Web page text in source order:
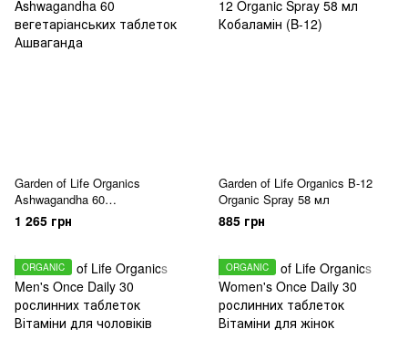
Garden of Life Organics
Ashwagandha 60
вегетаріанських таблеток
1 265 грн
Garden of Life Organics B-12
Organic Spray 58 мл
885 грн
ORGANIC ORGANIC